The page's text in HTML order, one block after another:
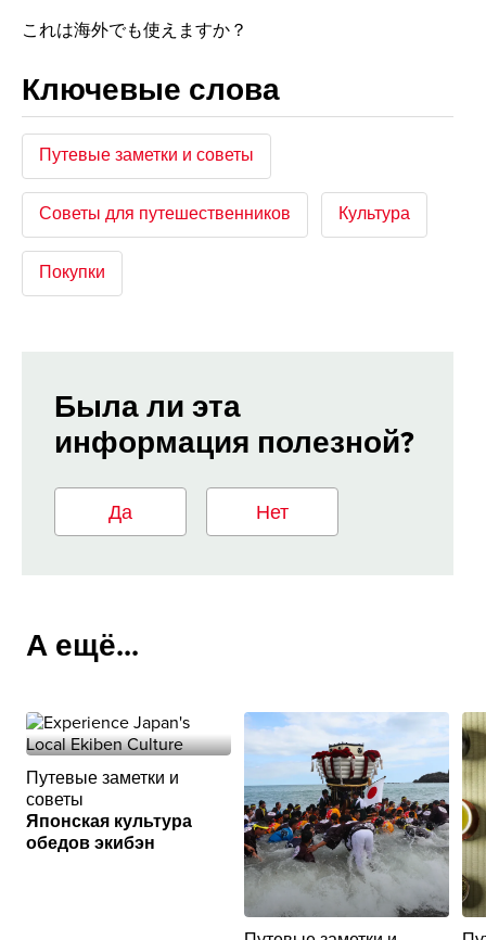
これは海外でも使えますか？
Ключевые слова
Путевые заметки и советы
Советы для путешественников Культура
Покупки
Была ли эта
информация полезной?
Да Нет
А ещё...
Путевые заметки и
советы
Японская культура
обедов экибэн